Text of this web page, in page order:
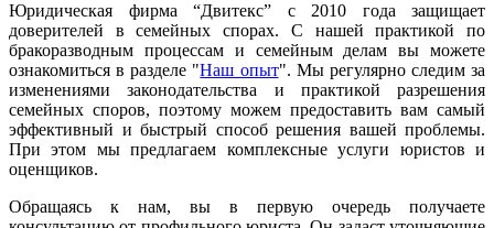
Юридическая фирма “Двитекс” с 2010 года защищает
доверителей в семейных спорах. С нашей практикой по
бракоразводным процессам и семейным делам вы можете
ознакомиться в разделе "Наш опыт". Мы регулярно следим за
изменениями законодательства и практикой разрешения
семейных споров, поэтому можем предоставить вам самый
эффективный и быстрый способ решения вашей проблемы.
При этом мы предлагаем комплексные услуги юристов и
оценщиков.
Обращаясь к нам, вы в первую очередь получаете